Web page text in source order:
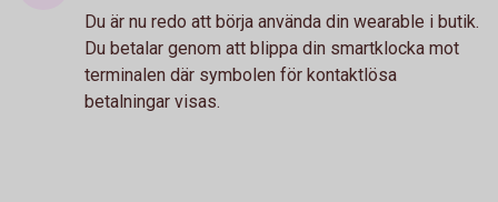
Du är nu redo att börja använda din wearable i butik.
Du betalar genom att blippa din smartklocka mot
terminalen där symbolen för kontaktlösa
betalningar visas.